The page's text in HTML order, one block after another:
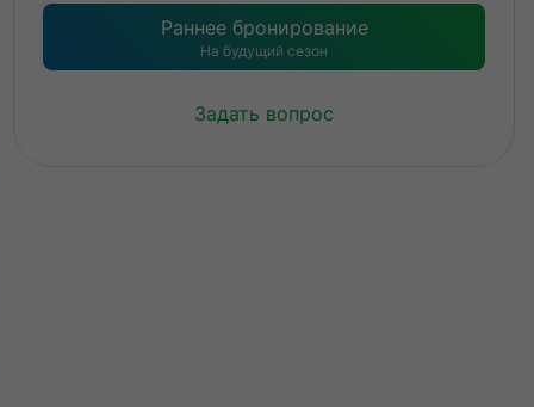
Раннее бронирование
На будущий сезон
Задать вопрос